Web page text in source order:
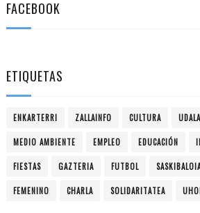
FACEBOOK
ETIQUETAS
ENKARTERRI ZALLAINFO CULTURA UDALA
MEDIO AMBIENTE EMPLEO EDUCACIÓN
FIESTAS GAZTERIA FUTBOL
FEMENINO CHARLA SOLIDARITATEA